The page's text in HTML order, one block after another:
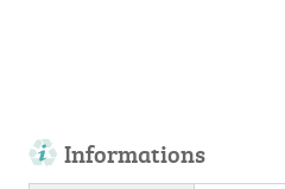
Informations